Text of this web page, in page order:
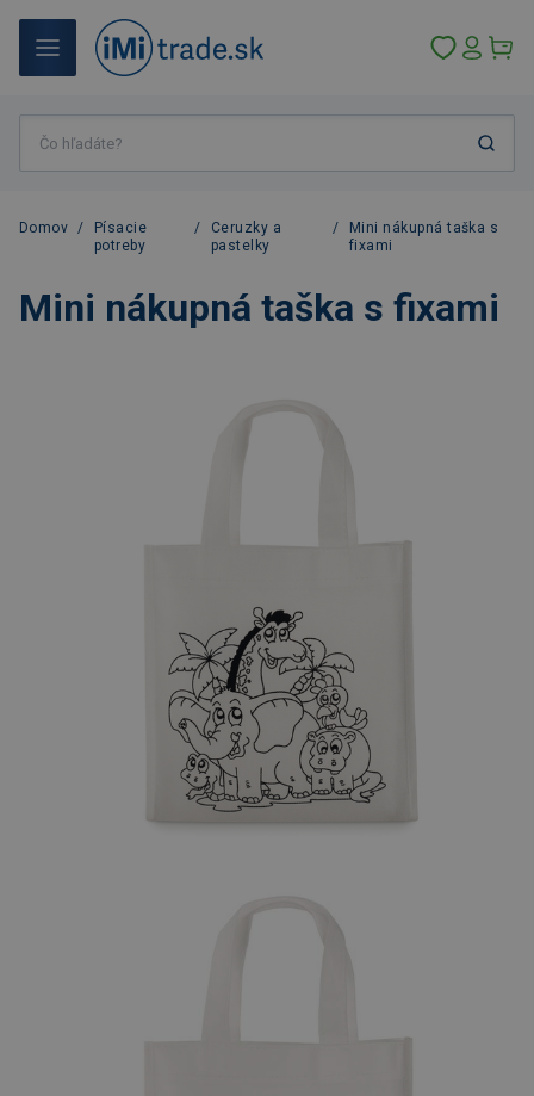
Domov /
Písacie
potreby
/
Ceruzky a
pastelky
/
Mini nákupná taška s
fixami
Mini nákupná taška s fixami